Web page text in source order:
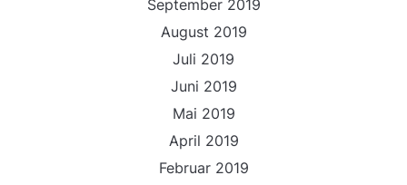
September 2019
August 2019
Juli 2019
Juni 2019
Mai 2019
April 2019
Februar 2019